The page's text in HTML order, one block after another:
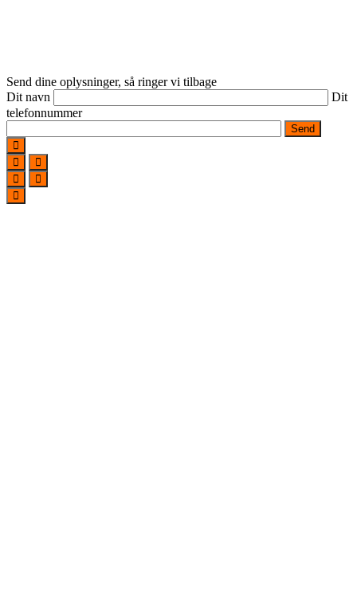
Send dine oplysninger, så ringer vi tilbage
Dit navn
Dit
telefonnummer